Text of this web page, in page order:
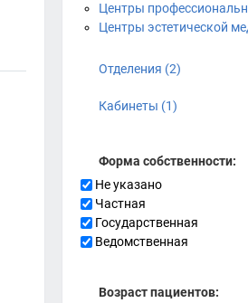
Центры
Центры эстетической
Отделения (2)
Кабинеты (1)
Форма собственности:
Не указано
Частная
Государственная
Ведомственная
Возраст пациентов: